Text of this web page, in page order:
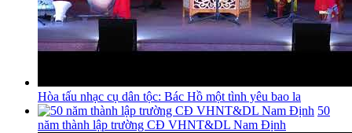
Hòa tấu nhạc cụ dân tộc: Bác Hồ một tình yêu bao la
50
năm thành lập trường CĐ VHNT&DL Nam Định